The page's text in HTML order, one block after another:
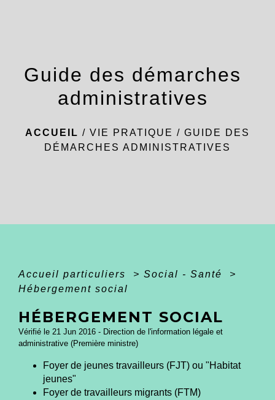
Guide des démarches
administratives
ACCUEIL / VIE PRATIQUE / GUIDE DES
DÉMARCHES ADMINISTRATIVES
Accueil particuliers > Social - Santé
>
Hébergement social
HÉBERGEMENT SOCIAL
Vérifié le 21 Jun 2016 - Direction de l'information légale et
administrative (Première ministre)
Foyer de jeunes travailleurs (FJT) ou "Habitat
jeunes"
Foyer de travailleurs migrants (FTM)